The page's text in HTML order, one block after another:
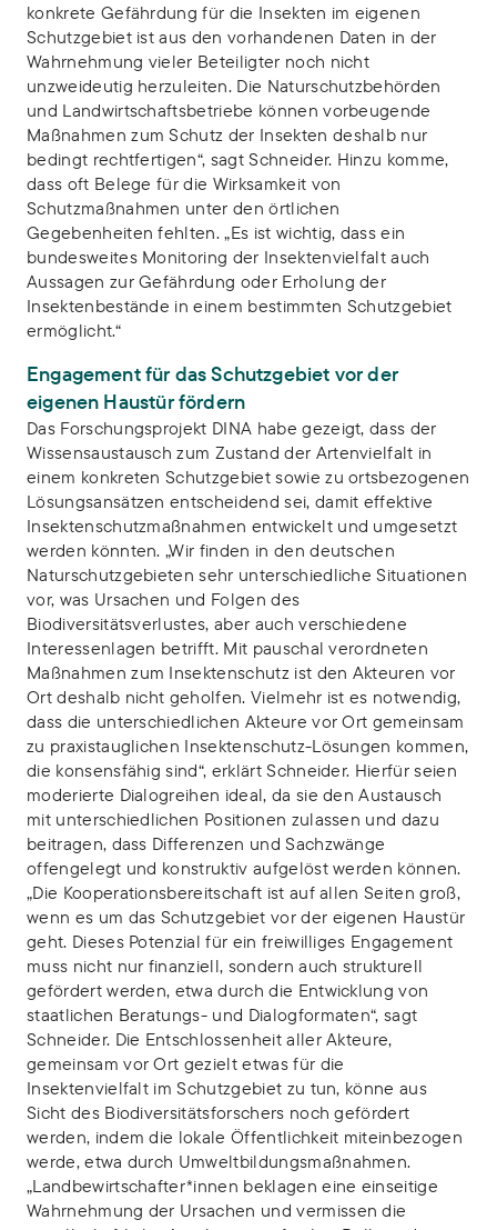
konkrete Gefährdung für die Insekten im eigenen
Schutzgebiet ist aus den vorhandenen Daten in der
Wahrnehmung vieler Beteiligter noch nicht
unzweideutig herzuleiten. Die Naturschutzbehörden
und Landwirtschaftsbetriebe können vorbeugende
Maßnahmen zum Schutz der Insekten deshalb nur
bedingt rechtfertigen“, sagt Schneider. Hinzu komme,
dass oft Belege für die Wirksamkeit von
Schutzmaßnahmen unter den örtlichen
Gegebenheiten fehlten. „Es ist wichtig, dass ein
bundesweites Monitoring der Insektenvielfalt auch
Aussagen zur Gefährdung oder Erholung der
Insektenbestände in einem bestimmten Schutzgebiet
ermöglicht.“
Engagement für das Schutzgebiet vor der
eigenen Haustür fördern
Das Forschungsprojekt DINA habe gezeigt, dass der
Wissensaustausch zum Zustand der Artenvielfalt in
einem konkreten Schutzgebiet sowie zu ortsbezogenen
Lösungsansätzen entscheidend sei, damit effektive
Insektenschutzmaßnahmen entwickelt und umgesetzt
werden könnten. „Wir finden in den deutschen
Naturschutzgebieten sehr unterschiedliche Situationen
vor, was Ursachen und Folgen des
Biodiversitätsverlustes, aber auch verschiedene
Interessenlagen betrifft. Mit pauschal verordneten
Maßnahmen zum Insektenschutz ist den Akteuren vor
Ort deshalb nicht geholfen. Vielmehr ist es notwendig,
dass die unterschiedlichen Akteure vor Ort gemeinsam
zu praxistauglichen Insektenschutz-Lösungen kommen,
die konsensfähig sind“, erklärt Schneider. Hierfür seien
moderierte Dialogreihen ideal, da sie den Austausch
mit unterschiedlichen Positionen zulassen und dazu
beitragen, dass Differenzen und Sachzwänge
offengelegt und konstruktiv aufgelöst werden können.
„Die Kooperationsbereitschaft ist auf allen Seiten groß,
wenn es um das Schutzgebiet vor der eigenen Haustür
geht. Dieses Potenzial für ein freiwilliges Engagement
muss nicht nur finanziell, sondern auch strukturell
gefördert werden, etwa durch die Entwicklung von
staatlichen Beratungs- und Dialogformaten“, sagt
Schneider. Die Entschlossenheit aller Akteure,
gemeinsam vor Ort gezielt etwas für die
Insektenvielfalt im Schutzgebiet zu tun, könne aus
Sicht des Biodiversitätsforschers noch gefördert
werden, indem die lokale Öffentlichkeit miteinbezogen
werde, etwa durch Umweltbildungsmaßnahmen.
„Landbewirtschafter*innen beklagen eine einseitige
Wahrnehmung der Ursachen und vermissen die